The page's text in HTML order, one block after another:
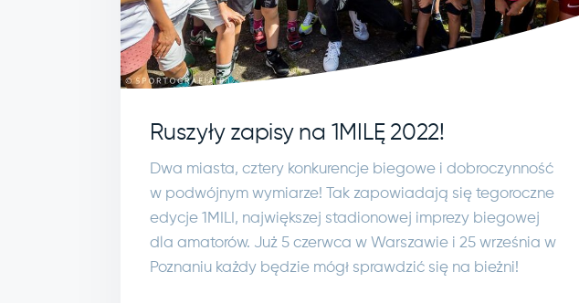
Ruszyły zapisy na 1MILĘ 2022!
Dwa miasta, cztery konkurencje biegowe i dobroczynność
w podwójnym wymiarze! Tak zapowiadają się tegoroczne
edycje 1MILI, największej stadionowej imprezy biegowej
dla amatorów. Już 5 czerwca w Warszawie i 25 września w
Poznaniu każdy będzie mógł sprawdzić się na bieżni!